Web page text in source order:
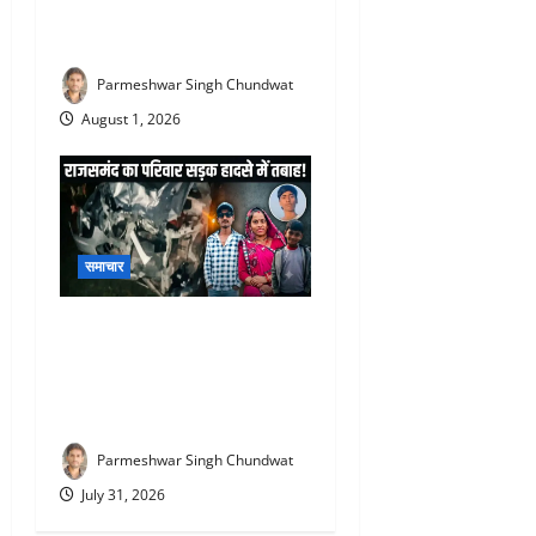
Parmeshwar Singh Chundwat
August 1, 2026
समाचार
Parmeshwar Singh Chundwat
July 31, 2026